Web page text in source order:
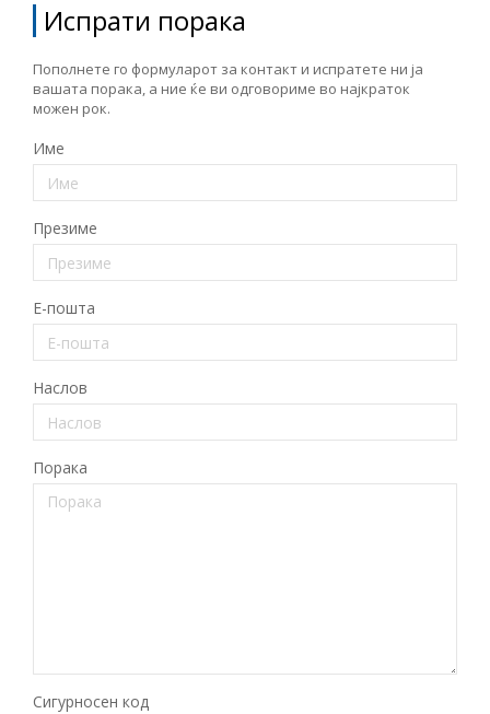
БОРБА ПРОТИВ КОРУПЦИЈАТА
ТЕМЕЛНИ ПРАВА
ПРИСТАПНИ ПРЕГОВОРИ
Област / подрачје
Извор
Под-извор
Тип
Датум на објавување
Јазик
Испрати порака
Пополнете го формуларот за контакт и испратете ни ја
вашата порака, а ние ќе ви одговориме во најкраток
можен рок.
Име
Презиме
Е-пошта
Наслов
Порака
Сигурносен код